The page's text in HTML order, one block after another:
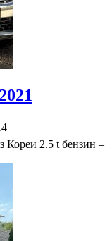
Кореи 2.5 t бензин –